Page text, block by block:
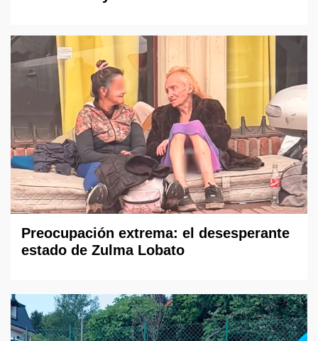
Preocupación extrema: el desesperante
estado de Zulma Lobato